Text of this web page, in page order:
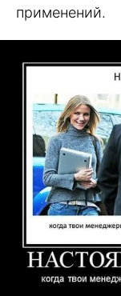
применений.